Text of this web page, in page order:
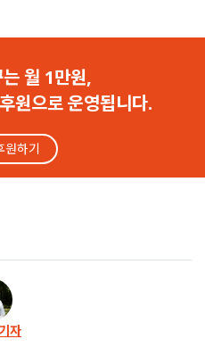
월 1만원,
원으로 운영됩니다.
원하기
자